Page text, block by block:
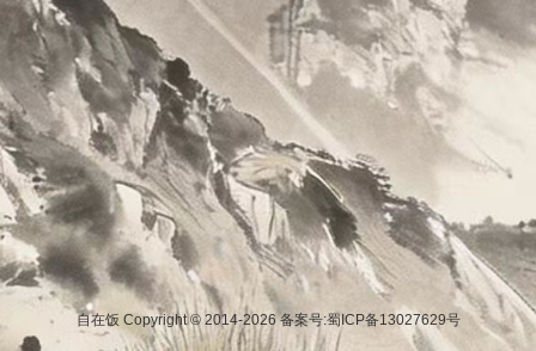
自在饭 Copyright © 2014-2026备案号:蜀ICP备13027629号